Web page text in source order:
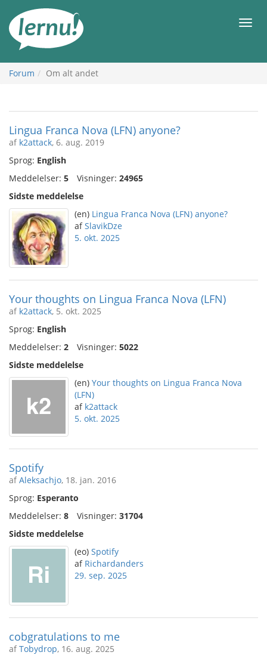
indholdet
Forum Om alt andet
Lingua Franca Nova (LFN) anyone?
af k2attack, 6. aug. 2019
Sprog: English
Meddelelser: 5 Visninger: 24965
Sidste meddelelse
(en) Lingua Franca Nova (LFN) anyone?
afSlavikDze
5. okt. 2025
Your thoughts on Lingua Franca Nova (LFN)
af k2attack, 5. okt. 2025
Sprog: English
Meddelelser: 2 Visninger: 5022
Sidste meddelelse
(en) Your thoughts on Lingua Franca Nova
(LFN)
af k2attack
5. okt. 2025
Spotify
afAleksachjo, 18. jan. 2016
Sprog: Esperanto
Meddelelser: 8 Visninger: 31704
Sidste meddelelse
(eo) Spotify
af Richardanders
29. sep. 2025
cobgratulations to me
afTobydrop, 16. aug. 2025